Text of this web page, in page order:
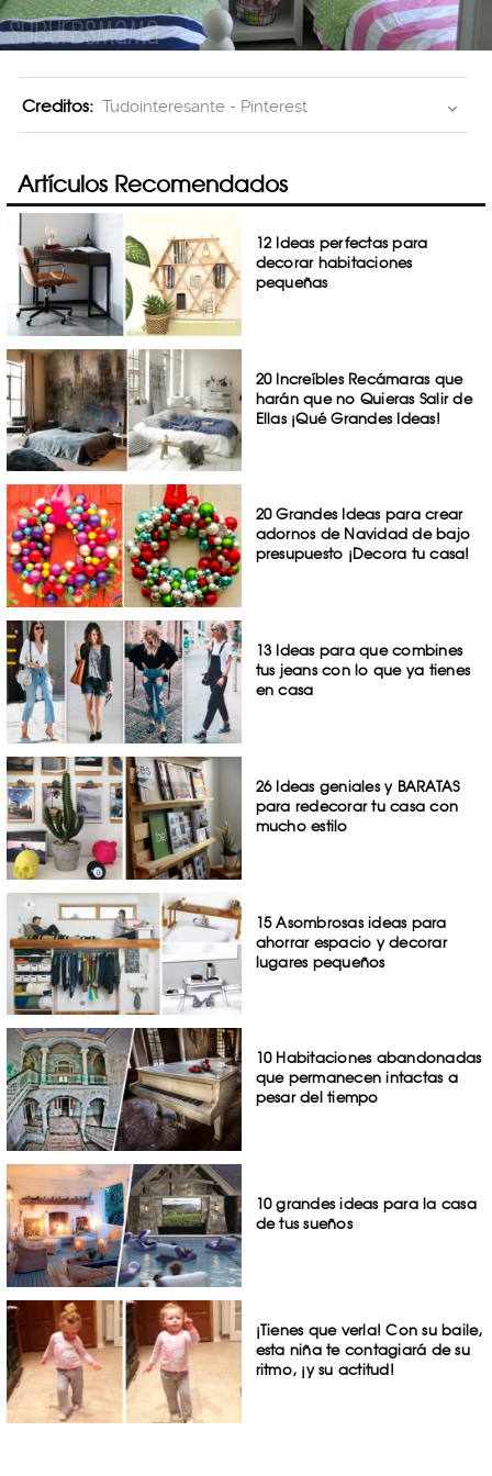
Creditos: Tudointeresante - Pinterest
Artículos Recomendados
12 Ideas perfectas para
decorar habitaciones
pequeñas
20 Increíbles Recámaras que
harán que no Quieras Salir de
Ellas ¡Qué Grandes Ideas!
20 Grandes Ideas para crear
adornos de Navidad de bajo
presupuesto ¡Decora tu casa!
13 Ideas para que combines
tus jeans con lo que ya tienes
en casa
26 Ideas geniales y BARATAS
para redecorar tu casa con
mucho estilo
15 Asombrosas ideas para
ahorrar espacio y decorar
lugares pequeños
10 Habitaciones abandonadas
que permanecen intactas a
pesar del tiempo
10 grandes ideas para la casa
de tus sueños
¡Tienes que verla! Con su baile,
esta niña te contagiará de su
ritmo, ¡y su actitud!